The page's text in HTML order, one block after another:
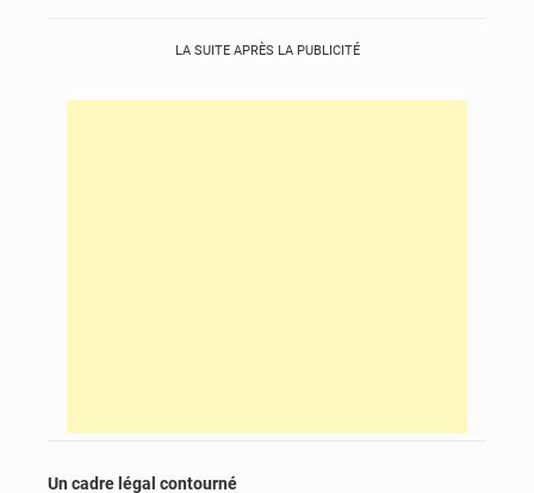
LA SUITE APRÈS LA PUBLICITÉ
Un cadre légal contourné